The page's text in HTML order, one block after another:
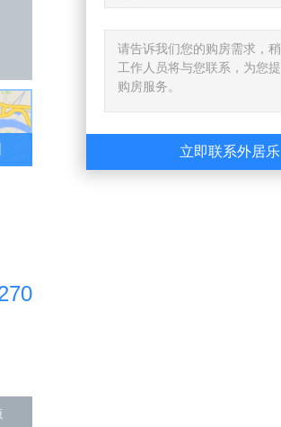
立即联系外居乐